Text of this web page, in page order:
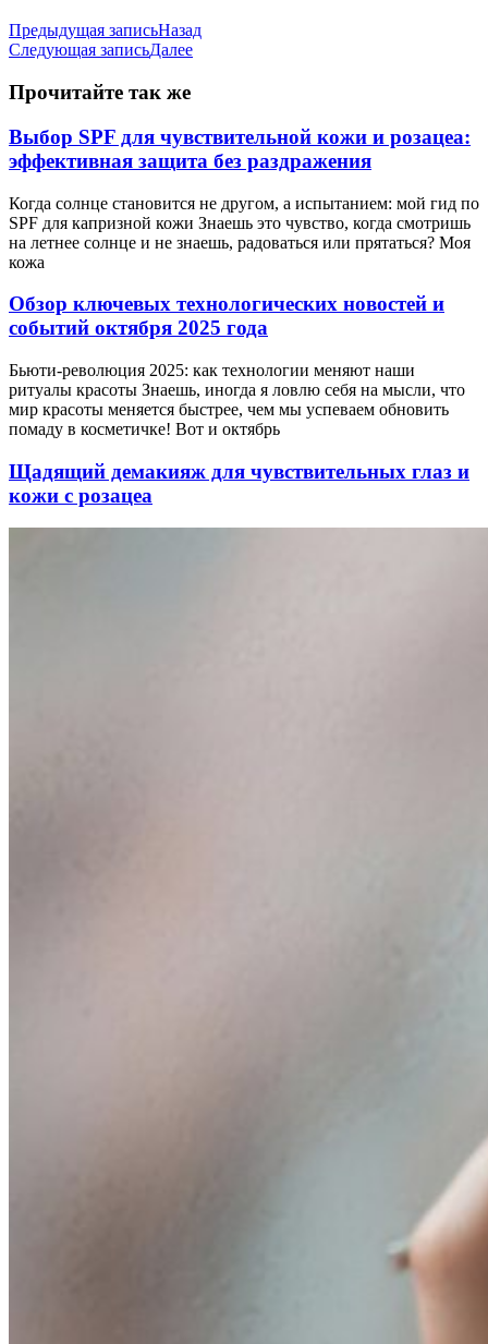
Предыдущая записьНазад
Следующая записьДалее
Прочитайте так же
Выбор SPF для чувствительной кожи и розацеа:
эффективная защита без раздражения
Когда солнце становится не другом, а испытанием: мой гид по
SPF для капризной кожи Знаешь это чувство, когда смотришь
на летнее солнце и не знаешь, радоваться или прятаться? Моя
кожа
Обзор ключевых технологических новостей и
событий октября 2025 года
Бьюти-революция 2025: как технологии меняют наши
ритуалы красоты Знаешь, иногда я ловлю себя на мысли, что
мир красоты меняется быстрее, чем мы успеваем обновить
помаду в косметичке! Вот и октябрь
Щадящий демакияж для чувствительных глаз и
кожи с розацеа